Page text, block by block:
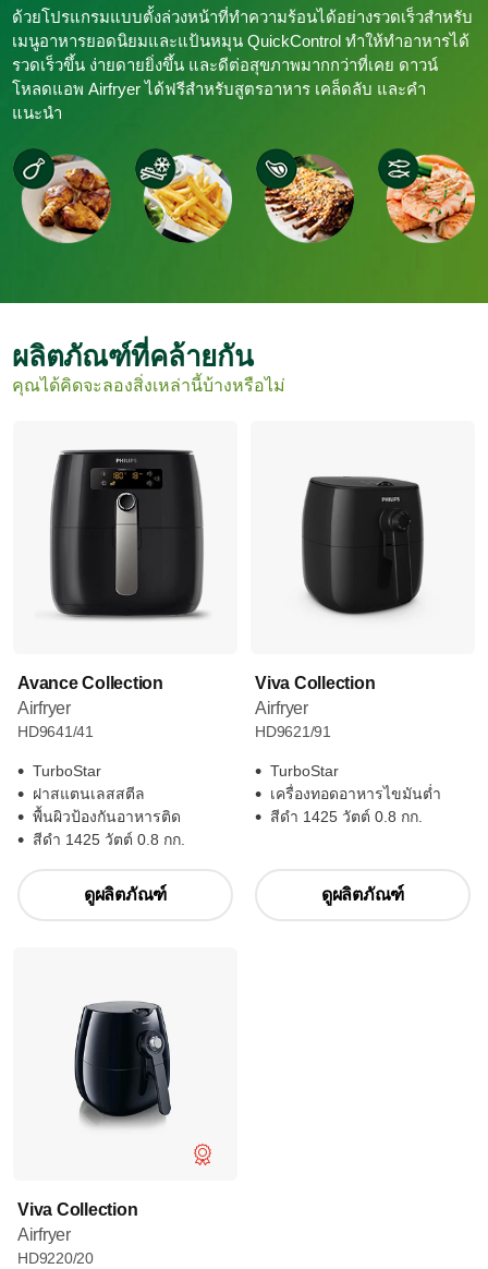
ด้วยโปรแกรมแบบตั้งล่วงหน้าที่ทำความร้อนได้อย่างรวดเร็วสำหรับ
เมนูอาหารยอดนิยมและแป้นหมุน QuickControl ทำให้ทำอาหารได้
รวดเร็วขึ้น ง่ายดายยิ่งขึ้น และดีต่อสุขภาพมากกว่าที่เคย ดาวน์
โหลดแอพ Airfryer ได้ฟรีสำหรับสูตรอาหาร เคล็ดลับ และคำ
แนะนำ
ผลิตภัณฑ์ที่คล้ายกัน
คุณได้คิดจะลองสิ่งเหล่านี้บ้างหรือไม่
Avance Collection
Airfryer
HD9641/41
TurboStar
ฝาสแตนเลสสตีล
พื้นผิวป้องกันอาหารติด
สีดำ 1425 วัตต์ 0.8 กก.
ดูผลิตภัณฑ์
Viva Collection
Airfryer
HD9621/91
TurboStar
เครื่องทอดอาหารไขมันต่ำ
สีดำ 1425 วัตต์ 0.8 กก.
ดูผลิตภัณฑ์
Viva Collection
Airfryer
HD9220/20